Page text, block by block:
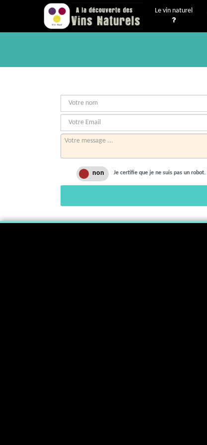
Le vin naturel
Je certifie que je ne suis pas un robot.